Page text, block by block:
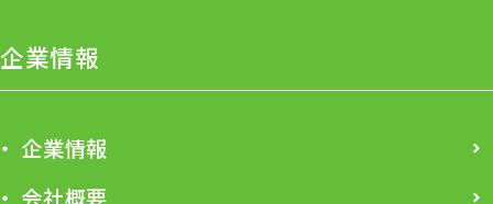
企業情報
企業情報
会社概要